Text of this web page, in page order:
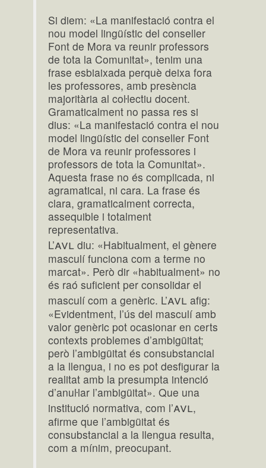
Si diem: «La manifestació contra el
nou model lingüístic del conseller
Font de Mora va reunir professors
de tota la Comunitat», tenim una
frase esbiaixada perquè deixa fora
les professores, amb presència
majoritària al coŀlectiu docent.
Gramaticalment no passa res si
dius: «La manifestació contra el nou
model lingüístic del conseller Font
de Mora va reunir professores i
professors de tota la Comunitat».
Aquesta frase no és complicada, ni
agramatical, ni cara. La frase és
clara, gramaticalment correcta,
assequible i totalment
representativa.
L’avl diu: «Habitualment, el gènere
masculí funciona com a terme no
marcat». Però dir «habitualment» no
és raó suficient per consolidar el
masculí com a genèric. L’avl afig:
«Evidentment, l’ús del masculí amb
valor genèric pot ocasionar en certs
contexts problemes d’ambigüitat;
però l’ambigüitat és consubstancial
a la llengua, i no es pot desfigurar la
realitat amb la presumpta intenció
d’anuŀlar l’ambigüitat». Que una
institució normativa, com l’avl,
afirme que l’ambigüitat és
consubstancial a la llengua resulta,
com a mínim, preocupant.